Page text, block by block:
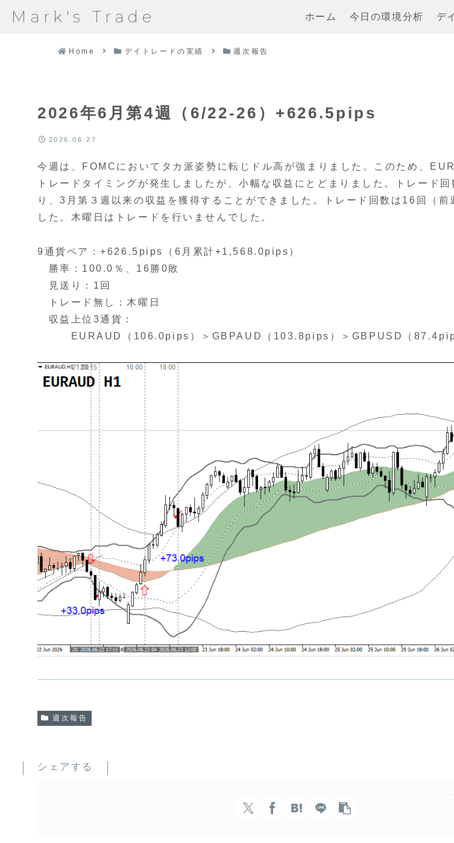
Mark's Trade ホーム 今日の環境分析 デ
Home デイトレードの実績 週次報告
2026年6月第4週（6/22-26）+626.5pips
2026.06.27
今週は、FOMCにおいてタカ派姿勢に転じドル高が強まりました。このため、
トレードタイミングが発生しましたが、小幅な収益にとどまりました。トレード
り、3月第３週以来の収益を獲得することができました。トレード回数は16回（前
した。木曜日はトレードを行いませんでした。
9通貨ペア：+626.5pips（6月累計+1,568.0pips）
勝率：100.0％、16勝0敗
見送り：1回
トレード無し：木曜日
収益上位3通貨：
EURAUD（106.0pips）＞GBPAUD（103.8pips）＞GBPUSD（
週次報告
シェアする